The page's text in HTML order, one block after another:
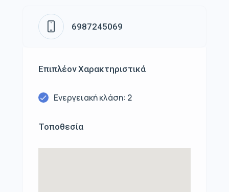
6987245069
Επιπλέον Χαρακτηριστικά
Ενεργειακή κλάση: 2
Τοποθεσία